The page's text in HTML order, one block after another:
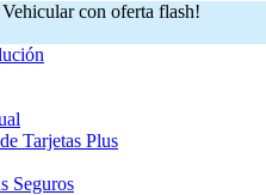
con oferta flash!
Tarjetas Plus
Seguros